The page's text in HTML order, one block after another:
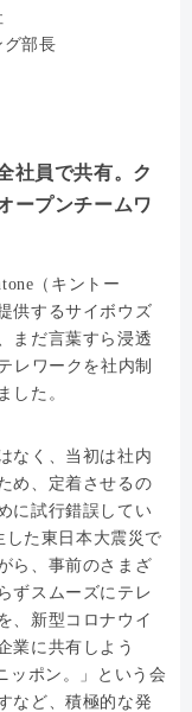
グ部長
社員で共有。ク
ープンチームワ
（キントー
供するサイボウズ
まだ言葉すら浸透
レワークを社内制
した。
なく、当初は社内
め、定着させるの
に試行錯誤してい
した東日本大震災で
ら、事前のさまざ
ずスムーズにテレ
、新型コロナウイ
業に共有しよう
ッポン。」という会
など、積極的な発